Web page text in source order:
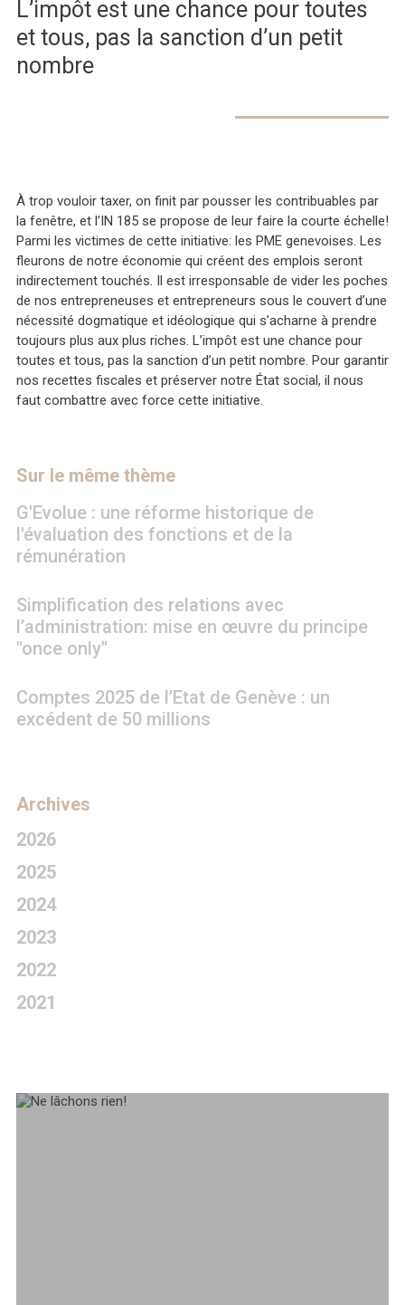
Sur le même thème
G'Evolue : une réforme historique de
l'évaluation des fonctions et de la
rémunération
Simplification des relations avec
l’administration: mise en œuvre du principe
"once only"
Comptes 2025 de l’Etat de Genève : un
excédent de 50 millions
Archives
2026
2025
2024
2023
2022
2021
L’impôt est une chance pour toutes
et tous, pas la sanction d’un petit
nombre
À trop vouloir taxer, on finit par pousser les contribuables par
la fenêtre, et l’IN 185 se propose de leur faire la courte échelle!
Parmi les victimes de cette initiative: les PME genevoises. Les
fleurons de notre économie qui créent des emplois seront
indirectement touchés. Il est irresponsable de vider les poches
de nos entrepreneuses et entrepreneurs sous le couvert d’une
nécessité dogmatique et idéologique qui s’acharne à prendre
toujours plus aux plus riches. L’impôt est une chance pour
toutes et tous, pas la sanction d’un petit nombre. Pour garantir
nos recettes fiscales et préserver notre État social, il nous
faut combattre avec force cette initiative.